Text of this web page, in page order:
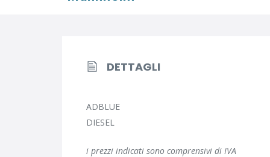
DETTAGLI
ADBLUE
DIESEL
i prezzi indicati sono comprensivi di IVA